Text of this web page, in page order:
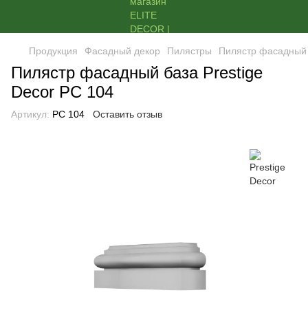
Продукция Фасадный декор Пилястры Пилястр фасадный
Пилястр фасадный база Prestige
Decor PC 104
Артикул: PC 104 Оставить отзыв